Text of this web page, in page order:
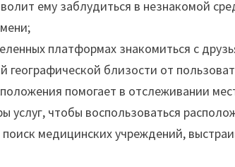
ему заблудиться в незнакомой
платформах знакомиться с
географической близости от
помогает в отслеживании
услуг, чтобы воспользоваться
поиск медицинских учреждений,